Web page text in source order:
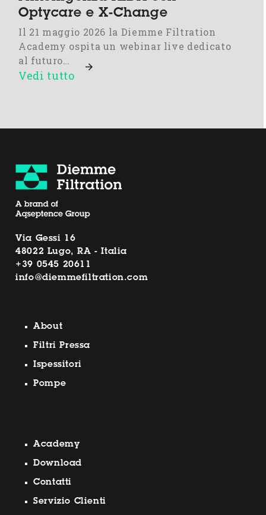
Optycare e X-Change
Il 21 maggio 2026 la Diemme Filtration
Academy ospita un webinar live dedicato
al futuro…
Vedi tutto
Via Gessi 16
48022 Lugo, RA - Italia
+39 0545 20611
info@diemmefiltration.com
About
Filtri Pressa
Ispessitori
Pompe
Academy
Download
Contatti
Servizio Clienti